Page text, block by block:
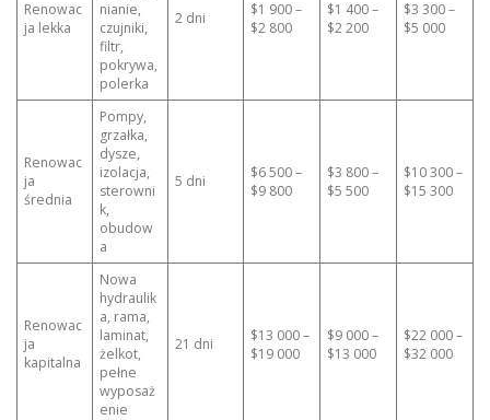
Renowac
ja lekka
nianie,
czujniki,
filtr,
pokrywa,
polerka
2 dni
$1 900 –
$2 800
$1 400 –
$2 200
$3 300 –
$5 000
Renowac
ja
średnia
Pompy,
grzałka,
dysze,
izolacja,
sterowni
k,
obudow
a
5 dni
$6 500 –
$9 800
$3 800 –
$5 500
$10 300 –
$15 300
Renowac
ja
kapitalna
Nowa
hydraulik
a, rama,
laminat,
żelkot,
pełne
wyposaż
enie
21 dni
$13 000 –
$19 000
$9 000 –
$13 000
$22 000 –
$32 000